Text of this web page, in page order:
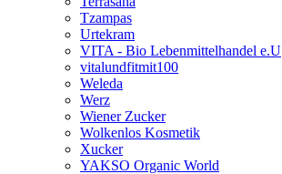
Tzampas
Urtekram
VITA - Bio Lebenmittelhandel e.U
vitalundfitmit100
Weleda
Werz
Wiener Zucker
Wolkenlos Kosmetik
Xucker
YAKSO Organic World